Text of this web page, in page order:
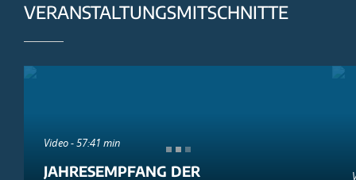
VERANSTALTUNGSMITSCHNITTE
Video - 57:41 min
JAHRESEMPFANG DER